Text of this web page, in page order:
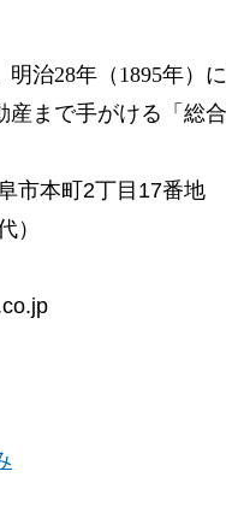
明治28年（1895年）
まで手がける「総
市本町2丁目17番地
）